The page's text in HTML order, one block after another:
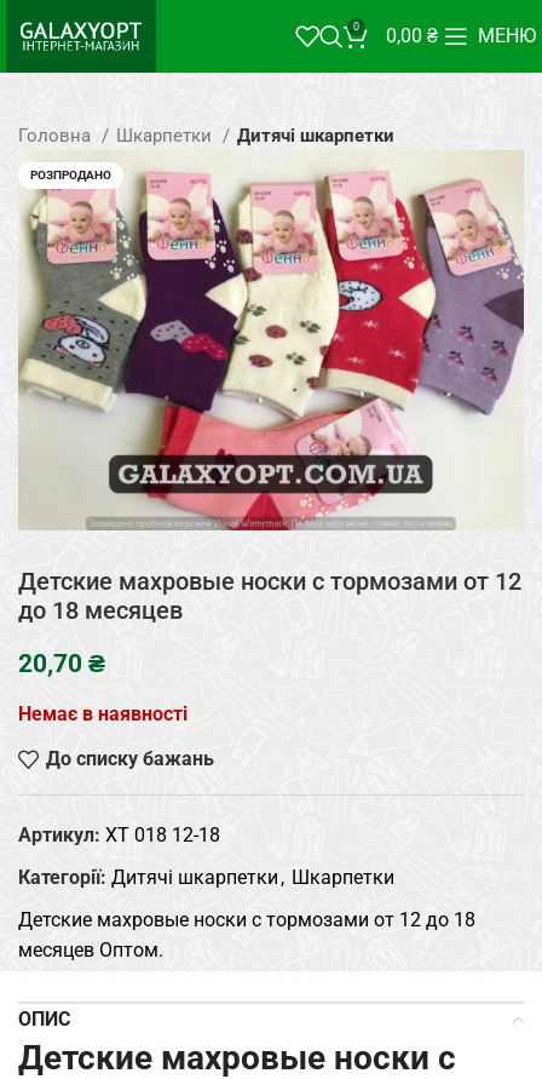
0 0,00 ₴ МЕНЮ
Головна Шкарпетки Дитячі шкарпетки
РОЗПРОДАНО
Детские махровые носки с тормозами от 12
до 18 месяцев
₴
Немає в наявності
До списку бажань
Артикул: XT 018 12-18
Категорії: Дитячі шкарпетки , Шкарпетки
Детские махровые носки с тормозами от 12 до 18
месяцев Оптом.
ОПИС
Детские махровые носки с